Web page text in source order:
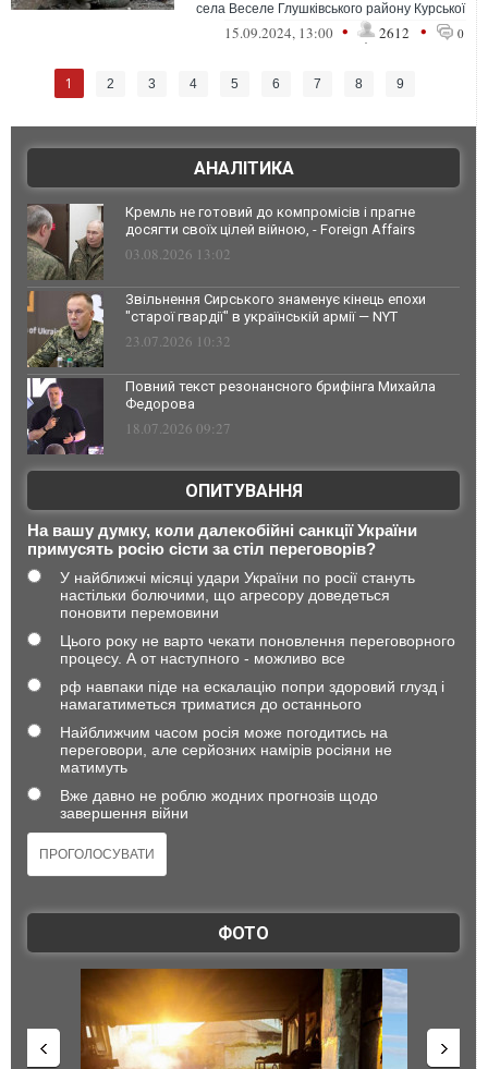
села Веселе Глушківського району Курської
області15.09.2024, 13:00 • 2612 • 0
1 2 3 4 5 6 7 8 9
АНАЛІТИКА
Кремль не готовий до компромісів і прагне
досягти своїх цілей війною, - Foreign Affairs
03.08.2026 13:02
Звільнення Сирського знаменує кінець епохи
"старої гвардії" в українській армії — NYT
23.07.2026 10:32
Повний текст резонансного брифінга Михайла
Федорова
18.07.2026 09:27
ОПИТУВАННЯ
На вашу думку, коли далекобійні санкції України
примусять росію сісти за стіл переговорів?
У найближчі місяці удари України по росії стануть
настільки болючими, що агресору доведеться
поновити перемовини
Цього року не варто чекати поновлення переговорного
процесу. А от наступного - можливо все
рф навпаки піде на ескалацію попри здоровий глузд і
намагатиметься триматися до останнього
Найближчим часом росія може погодитись на
переговори, але серйозних намірів росіяни не
матимуть
Вже давно не роблю жодних прогнозів щодо
завершення війни
ФОТО